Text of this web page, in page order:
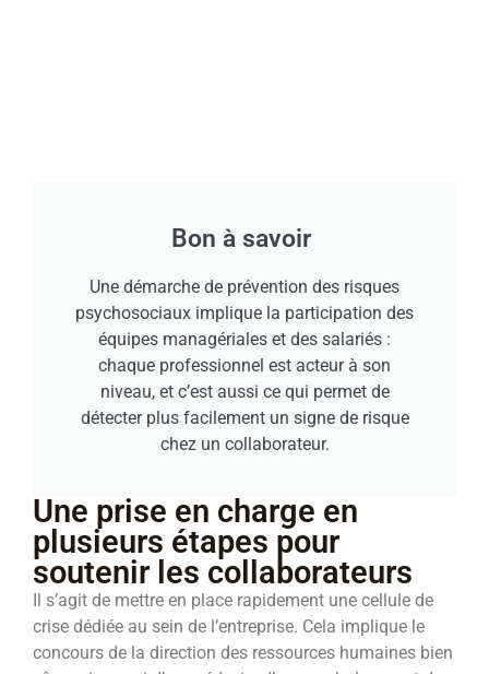
Bon à savoir
Une démarche de prévention des risques
psychosociaux implique la participation des
équipes managériales et des salariés :
chaque professionnel est acteur à son
niveau, et c’est aussi ce qui permet de
détecter plus facilement un signe de risque
chez un collaborateur.
Une prise en charge en
plusieurs étapes pour
soutenir les collaborateurs
Il s’agit de mettre en place rapidement une cellule de
crise dédiée au sein de l’entreprise. Cela implique le
concours de la direction des ressources humaines bien